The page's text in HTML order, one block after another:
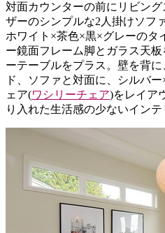
対面カウンターの前にリビン
ザーのシンプルな2人掛けソフ
ホワイト×茶色×黒×グレーのタ
ー鏡面フレーム脚とガラス天
ーテーブルをプラス。壁を背
ド、ソファと対面に、シルバ
ェア(ワシリーチェア)をレイア
り入れた生活感の少ないインテ